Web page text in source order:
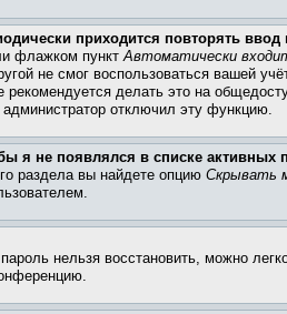
приходится повторять
флажком пунктАвтоматически
не смог воспользоваться вашей
делать это на
администратор отключил эту функцию.
я не появлялся в списке активных
раздела вы найдете опцию Скрывать
нельзя восстановить, можно